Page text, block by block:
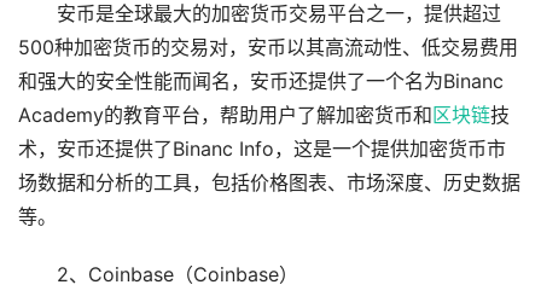
安币是全球最大的加密货币交易平台之一，提供超过
500种加密货币的交易对，安币以其高流动性、低交易费用
和强大的安全性能而闻名，安币还提供了一个名为Binanc
Academy的教育平台，帮助用户了解加密货币和区块链技
术，安币还提供了Binanc Info，这是一个提供加密货币市
场数据和分析的工具，包括价格图表、市场深度、历史数据
等。
2、Coinbase（Coinbase）